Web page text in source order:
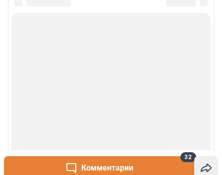
Комментарии
32